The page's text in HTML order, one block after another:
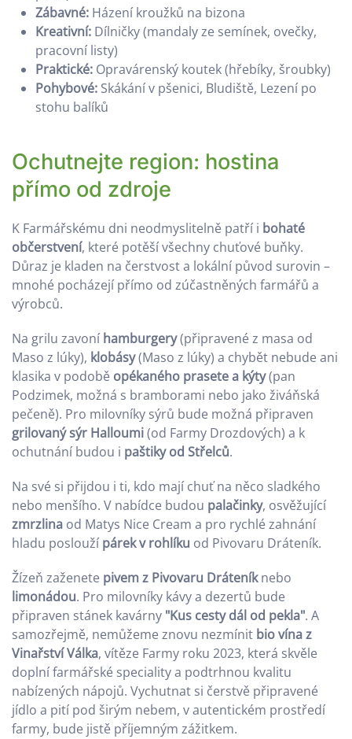
Zábavné: Házení kroužků na bizona
Kreativní: Dílničky (mandaly ze semínek, ovečky,
pracovní listy)
Praktické: Opravárenský koutek (hřebíky, šroubky)
Pohybové: Skákání v pšenici, Bludiště, Lezení po
stohu balíků
Ochutnejte region: hostina
přímo od zdroje
K Farmářskému dni neodmyslitelně patří i bohaté
občerstvení, které potěší všechny chuťové buňky.
Důraz je kladen na čerstvost a lokální původ surovin –
mnohé pocházejí přímo od zúčastněných farmářů a
výrobců.
Na grilu zavoní hamburgery(připravené z masa od
Maso z lúky), klobásy(Maso z lúky) a chybět nebude ani
klasika v podobě opékaného prasete a kýty(pan
Podzimek, možná s bramborami nebo jako živáňská
pečeně). Pro milovníky sýrů bude možná připraven
grilovaný sýr Halloumi(od Farmy Drozdových) a k
ochutnání budou i paštiky od Střelců.
Na své si přijdou i ti, kdo mají chuť na něco sladkého
nebo menšího. V nabídce budou palačinky, osvěžující
zmrzlina od Matys Nice Cream a pro rychlé zahnání
hladu poslouží párek v rohlíku od Pivovaru Dráteník.
Žízeň zaženete pivem z Pivovaru Dráteníknebo
limonádou. Pro milovníky kávy a dezertů bude
připraven stánek kavárny "Kus cesty dál od pekla". A
samozřejmě, nemůžeme znovu nezmínit bio vína z
Vinařství Válka, vítěze Farmy roku 2023, která skvěle
doplní farmářské speciality a podtrhnou kvalitu
nabízených nápojů. Vychutnat si čerstvě připravené
jídlo a pití pod širým nebem, v autentickém prostředí
farmy, bude jistě příjemným zážitkem.